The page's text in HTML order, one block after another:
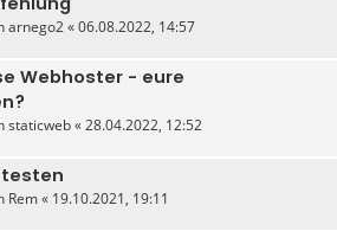
arnego2«06.08.2022, 14:57
Webhoster - eure
staticweb«28.04.2022, 12:52
testen
Rem« 19.10.2021, 19:11